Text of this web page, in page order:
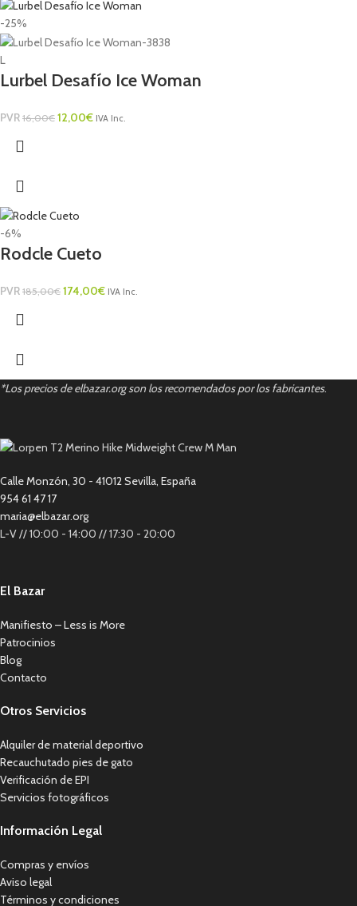
-25%
L
Lurbel Desafío Ice Woman
PVR 16,00€ 12,00€ IVA Inc.
-6%
Rodcle Cueto
PVR 185,00€ 174,00€ IVA Inc.
*Los precios de elbazar.org son los recomendados por los fabricantes.
Calle Monzón, 30 - 41012 Sevilla, España
954 61 47 17
maria@elbazar.org
L-V // 10:00 - 14:00 // 17:30 - 20:00
El Bazar
Manifiesto – Less is More
Patrocinios
Blog
Contacto
Otros Servicios
Alquiler de material deportivo
Recauchutado pies de gato
Verificación de EPI
Servicios fotográficos
Información Legal
Compras y envíos
Aviso legal
Términos y condiciones